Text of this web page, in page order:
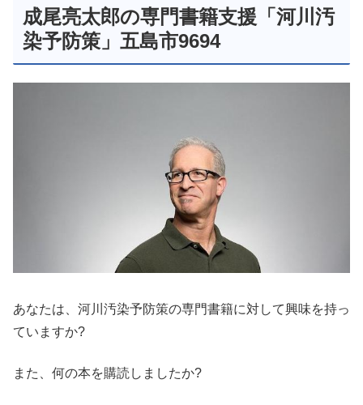
成尾亮太郎の専門書籍支援「河川汚
染予防策」五島市9694
あなたは、河川汚染予防策の専門書籍に対して興味を持っ
ていますか?
また、何の本を購読しましたか?